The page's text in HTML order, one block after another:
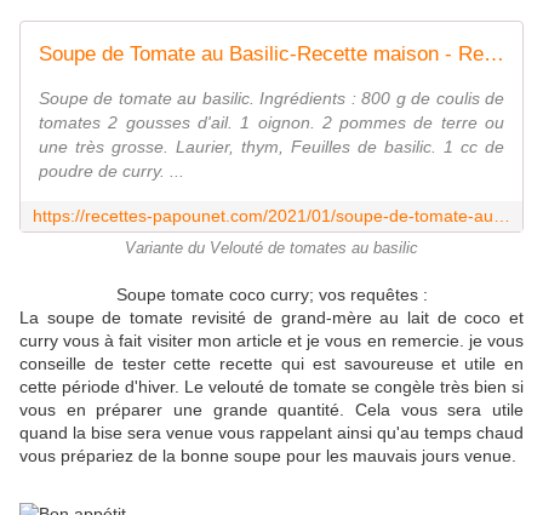
Soupe de Tomate au Basilic-Recette maison - Recettes de Papounet
Soupe de tomate au basilic. Ingrédients : 800 g de coulis de
tomates 2 gousses d'ail. 1 oignon. 2 pommes de terre ou
une très grosse. Laurier, thym, Feuilles de basilic. 1 cc de
poudre de curry. ...
Variante du Velouté de tomates au basilic
Soupe tomate coco curry; vos requêtes :
La soupe de tomate revisité de grand-mère au lait de coco et
curry vous à fait visiter mon article et je vous en remercie. je vous
conseille de tester cette recette qui est savoureuse et utile en
cette période d'hiver. Le velouté de tomate se congèle très bien si
vous en préparer une grande quantité. Cela vous sera utile
quand la bise sera venue vous rappelant ainsi qu'au temps chaud
vous prépariez de la bonne soupe pour les mauvais jours venue.